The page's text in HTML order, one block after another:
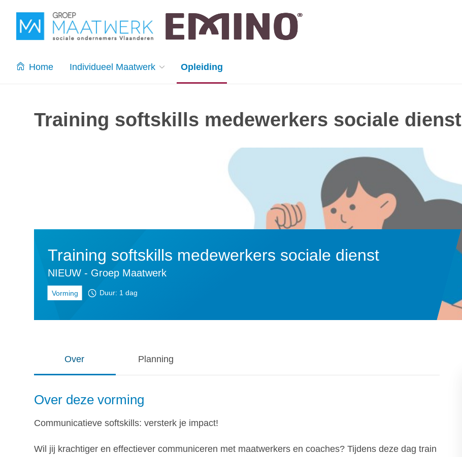
Home Individueel Maatwerk Opleiding
Training softskills medewerkers sociale dienst
Training softskills medewerkers sociale dienst
NIEUW - Groep Maatwerk
Vorming Duur: 1 dag
Over Planning
Over deze vorming
Communicatieve softskills: versterk je impact!
Wil jij krachtiger en effectiever communiceren met maatwerkers en coaches? Tijdens deze dag train